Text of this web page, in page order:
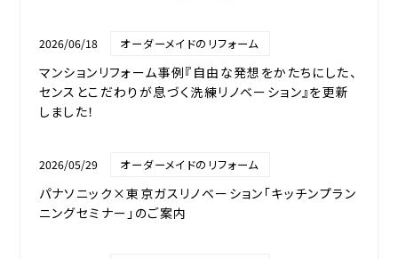
2026/06/18 オーダーメイドのリフォーム
マンションリフォーム事例『自由な発想をかたちにした、
センスとこだわりが息づく洗練リノベーション』を更新
しました！
2026/05/29 オーダーメイドのリフォーム
パナソニック×東京ガスリノベーション「キッチンプラン
ニングセミナー」のご案内